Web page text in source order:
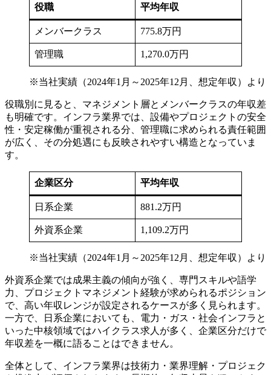
役職 平均年収
メンバークラス 775.8万円
管理職 1,270.0万円
※当社実績（2024年1月～2025年12月、想定年収）より
役職別に見ると、マネジメント層とメンバークラスの年収差
も明確です。インフラ業界では、設備やプロジェクトの安全
性・安定稼働が重視される分、管理職に求められる責任範囲
が広く、その分処遇にも反映されやすい構造となっていま
す。
企業区分 平均年収
日系企業 881.2万円
外資系企業 1,109.2万円
※当社実績（2024年1月～2025年12月、想定年収）より
外資系企業では成果主義の傾向が強く、専門スキルや語学
力、プロジェクトマネジメント経験が求められるポジション
で、高い年収レンジが設定されるケースが多く見られます。
一方で、日系企業においても、電力・ガス・社会インフラと
いった中核領域ではハイクラス求人が多く、企業区分だけで
年収差を一概に語ることはできません。
全体として、インフラ業界は技術力・業界理解・プロジェク